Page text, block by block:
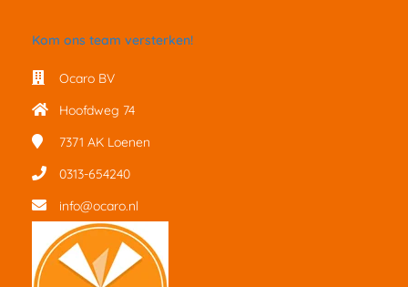
Kom ons team versterken!
Ocaro BV
Hoofdweg 74
7371 AK Loenen
0313-654240
info@ocaro.nl